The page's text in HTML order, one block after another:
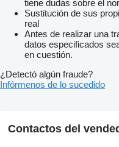
tiene dudas sobre el
Sustitución de sus
real
Antes de realizar una
datos especificados
en cuestión.
¿Detectó algún fraude?
Infórmenos de lo sucedido
Contactos del